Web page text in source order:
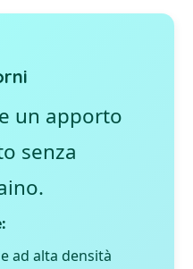
un apporto
senza
ad alta densità